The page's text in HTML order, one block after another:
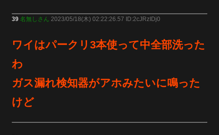
39 名無しさん 2023/05/18(木) 02:22:26.57 ID:2cJRzIDj0
ワイはパークリ3本使って中全部洗った
わ
ガス漏れ検知器がアホみたいに鳴った
けど